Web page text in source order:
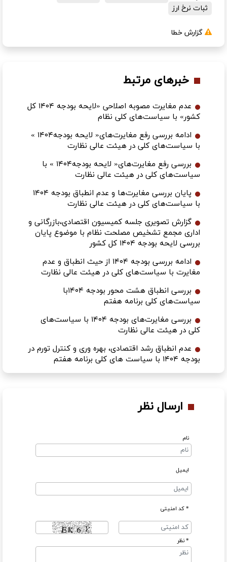
ثبات نرخ ارز
گزارش خطا
خبرهای مرتبط
عدم مغایرت مصوبه اصلاحی «لایحه بودجه ۱۴۰۴ کل
کشور» با سیاست‌های کلی نظام
ادامه بررسی رفع مغایرت‌های« لایحه بودجه۱۴۰۴ »
با سیاست‌های کلی در هیئت عالی نظارت
بررسی رفع مغایرت‌های« لایحه بودجه۱۴۰۴ » با
سیاست‌های کلی در هیئت عالی نظارت
پایان بررسی مغایرت‌ها و عدم انطباق بودجه ۱۴۰۴
با سیاست‌های کلی در هیئت عالی نظارت
گزارش تصویری جلسه کمیسیون اقتصادی،بازرگانی و
اداری مجمع تشخیص مصلحت نظام با موضوع پایان
بررسی لایحه بودجه ۱۴۰۴ کل کشور
ادامه بررسی بودجه ۱۴۰۴ از حیث انطباق و عدم
مغایرت با سیاست‌های کلی در هیئت عالی نظارت
بررسی انطباق هشت محور بودجه ۱۴۰۴با
سیاست‌های کلی برنامه هفتم
بررسی مغایرت‌های بودجه ۱۴۰۴ با سیاست‌های
کلی در هیئت عالی نظارت
عدم انطباق رشد اقتصادی، بهره وری و کنترل تورم در
بودجه ۱۴۰۴ با سیاست های کلی برنامه هفتم
ارسال نظر
نام
ایمیل
* کد امنیتی
* نظر